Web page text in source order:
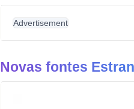
Advertisement
Novas fontes